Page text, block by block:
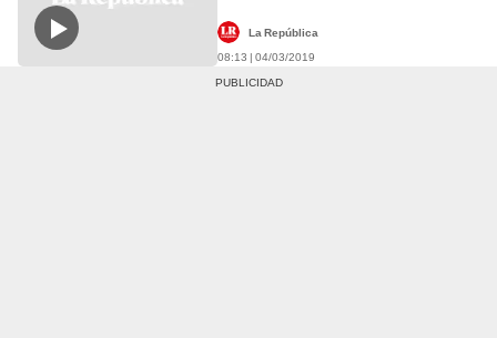
La República
08:13 | 04/03/2019